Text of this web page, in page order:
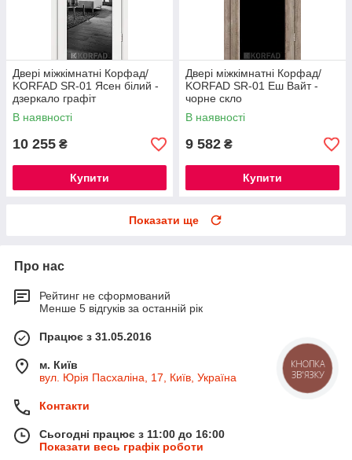
Двері міжкімнатні Корфад/
KORFAD SR-01 Ясен білий -
дзеркало графіт
В наявності
10 255 ₴
Купити
Двері міжкімнатні Корфад/
KORFAD SR-01 Еш Вайт -
чорне скло
В наявності
9 582 ₴
Купити
Показати ще
Про нас
Рейтинг не сформований
Менше 5 відгуків за останній рік
Працює з 31.05.2016
м. Київ
вул. Юрія Пасхаліна, 17, Київ, Україна
Контакти
Сьогодні працює з 11:00 до 16:00
Показати весь графік роботи
КНОПКА
ЗВ'ЯЗКУ